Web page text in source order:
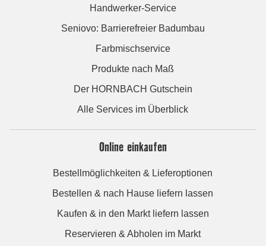
Handwerker-Service
Seniovo: Barrierefreier Badumbau
Farbmischservice
Produkte nach Maß
Der HORNBACH Gutschein
Alle Services im Überblick
Online einkaufen
Bestellmöglichkeiten & Lieferoptionen
Bestellen & nach Hause liefern lassen
Kaufen & in den Markt liefern lassen
Reservieren & Abholen im Markt